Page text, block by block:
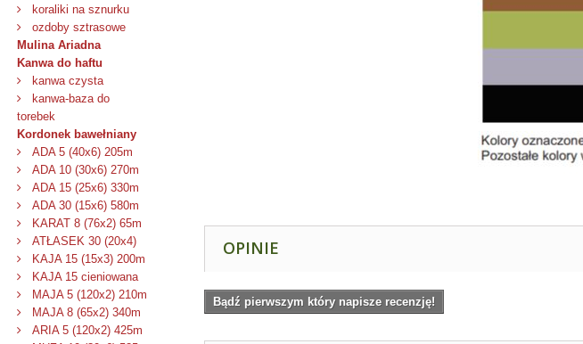
koraliki na sznurku
ozdoby sztrasowe
Mulina Ariadna
Kanwa do haftu
kanwa czysta
kanwa-baza do
torebek
Kordonek bawełniany
ADA 5 (40x6) 205m
ADA 10 (30x6) 270m
ADA 15 (25x6) 330m
ADA 30 (15x6) 580m
KARAT 8 (76x2) 65m
ATŁASEK 30 (20x4)
KAJA 15 (15x3) 200m
KAJA 15 cieniowana
MAJA 5 (120x2) 210m
MAJA 8 (65x2) 340m
ARIA 5 (120x2) 425m
OPINIE
Bądź pierwszym który napisze recenzję!